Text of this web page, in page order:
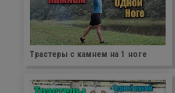
Трастеры с камнем на 1 ноге